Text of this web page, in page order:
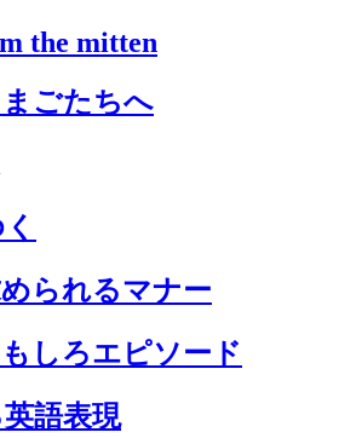
the mitten
ごたちへ
られるマナー
しろエピソード
語表現